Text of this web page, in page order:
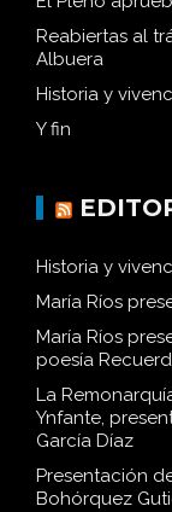
Reabiertas al
Albuera
Historia y
Y fin
Historia y
María Ríos
María Ríos
poesía
La
Ynfante,
García Díaz
Presentación
Bohórquez